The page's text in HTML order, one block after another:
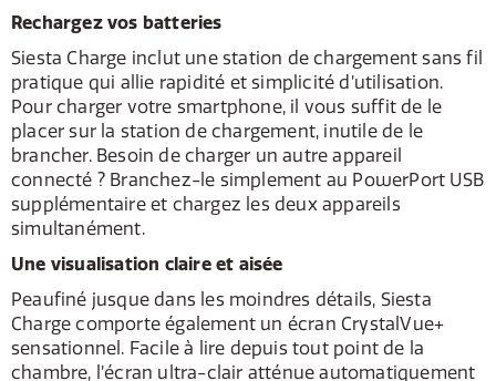
Rechargez vos batteries
Siesta Charge inclut une station de chargement sans fil
pratique qui allie rapidité et simplicité d’utilisation.
Pour charger votre smartphone, il vous suffit de le
placer sur la station de chargement, inutile de le
brancher. Besoin de charger un autre appareil
connecté ? Branchez-le simplement au PowerPort USB
supplémentaire et chargez les deux appareils
simultanément.
Une visualisation claire et aisée
Peaufiné jusque dans les moindres détails, Siesta
Charge comporte également un écran CrystalVue+
sensationnel. Facile à lire depuis tout point de la
chambre, l’écran ultra-clair atténue automatiquement